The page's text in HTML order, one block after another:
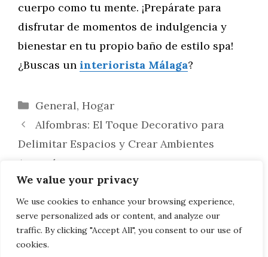
We value your privacy
We use cookies to enhance your browsing experience,
serve personalized ads or content, and analyze our
traffic. By clicking "Accept All", you consent to our use of
cookies.
cuerpo como tu mente. ¡Prepárate para
disfrutar de momentos de indulgencia y
bienestar en tu propio baño de estilo spa!
¿Buscas un interiorista Málaga?
Categorías
General, Hogar
Alfombras: El Toque Decorativo para
Delimitar Espacios y Crear Ambientes
Acogedores
Potencia la Colaboración en tu Espacio
de Trabajo Compartido: Estrategias para
Impulsar la Productividad Colectiva